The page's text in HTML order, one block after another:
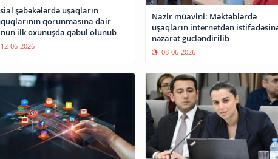
şəbəkələrdə uşaqların
qorunmasına dair
ilk oxunuşda qəbul olunub
12-06-2026
Nazir müavini: Məktəblərdə
uşaqların internetdən
nəzarət gücləndirilib
08-06-2026